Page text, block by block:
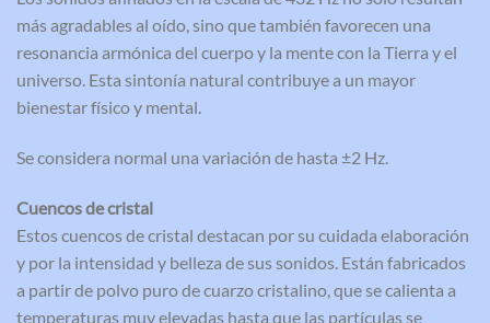
más agradables al oído, sino que también favorecen una
resonancia armónica del cuerpo y la mente con la Tierra y el
universo. Esta sintonía natural contribuye a un mayor
bienestar físico y mental.
Se considera normal una variación de hasta ±2 Hz.
Cuencos de cristal
Estos cuencos de cristal destacan por su cuidada elaboración
y por la intensidad y belleza de sus sonidos. Están fabricados
a partir de polvo puro de cuarzo cristalino, que se calienta a
temperaturas muy elevadas hasta que las partículas se